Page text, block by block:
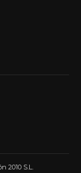
2010 S.L.